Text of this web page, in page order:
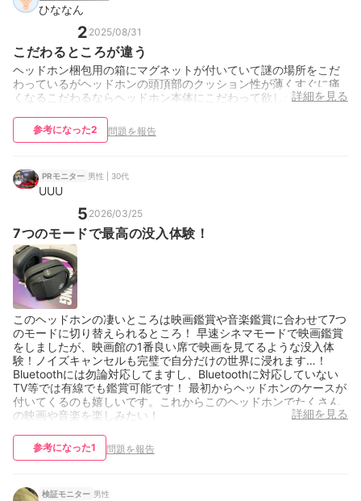
ひななん
2 2025/08/31
こだわるところが違う
ヘッドホン梱包用の箱にマグネットが付いていて謎の場所をこだ
わっているがヘッドホンの頭頂部のクッション性が薄くすぐに痛
くなるこだわるならヘッドホン本体にこだわって欲しかった詳細を見る
参考になった2 問題を報告
PRモニター 男性 | 30代
UUU
5 2026/03/25
7つのモードで最高の没入体験！
このヘッドホンの凄いところは映画鑑賞や音楽鑑賞に合わせて7つ
のモードに切り替えられるところ！ 早速シネマモードで映画鑑賞
をしましたが、映画館の1番良い席で映画を見てるような没入体
験！ノイズキャンセルも完璧で自分だけの世界に浸れます…！
Bluetoothには勿論対応してますし、Bluetoothに対応していない
TV等では有線でも鑑賞可能です！ 最初からヘッドホンのケースが
付いてくるのも嬉しいです。これからこのヘッドホンでたくさん
の映画や音楽を楽しみたい！
詳細を見る
参考になった1 問題を報告
検証モニター 男性